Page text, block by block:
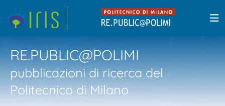
RE.PUBLIC@POLIMI
pubblicazioni di ricerca del
Politecnico di Milano